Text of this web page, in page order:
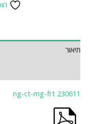
תיאור
ng-ct-mg-frt 230611